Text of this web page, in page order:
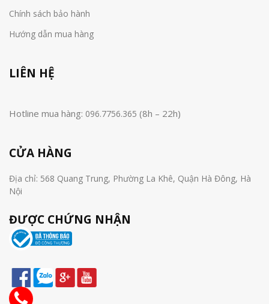
Chính sách bảo hành
Hướng dẫn mua hàng
LIÊN HỆ
Hotline mua hàng: 096.7756.365 (8h – 22h)
CỬA HÀNG
Địa chỉ: 568 Quang Trung, Phường La Khê, Quận Hà Đông, Hà
Nội
ĐƯỢC CHỨNG NHẬN